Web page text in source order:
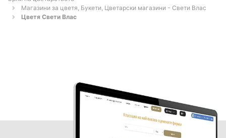
Магазини за цветя, Букети, Цветарски магазини - Свети Влас
Цветя Свети Влас